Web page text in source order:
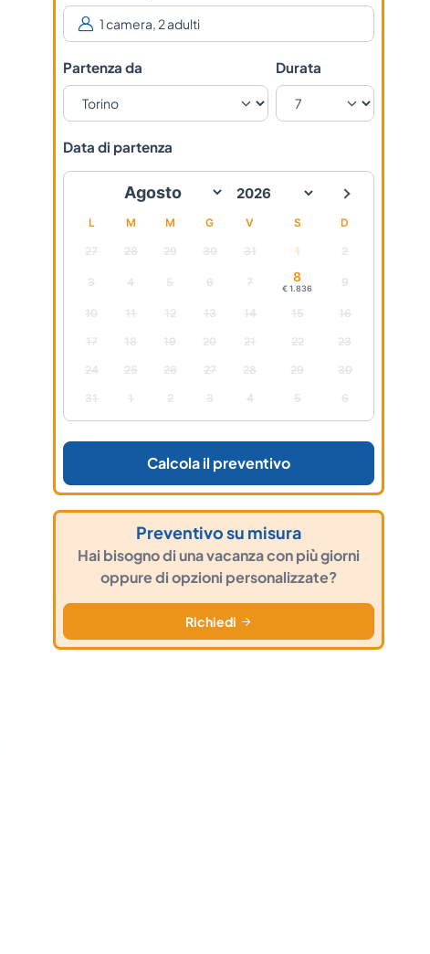
Partenza da Durata
Data di partenza
L M M G V S D
27 28 29 30 31 1 2
3 4 5 6 7 8
€ 1.836 9
10 11 12 13 14 15 16
17 18 19 20 21 22 23
24 25 26 27 28 29 30
31 1 2 3 4 5 6
Calcola il preventivo
Preventivo su misura
Hai bisogno di una vacanza con più giorni
oppure di opzioni personalizzate?
Richiedi